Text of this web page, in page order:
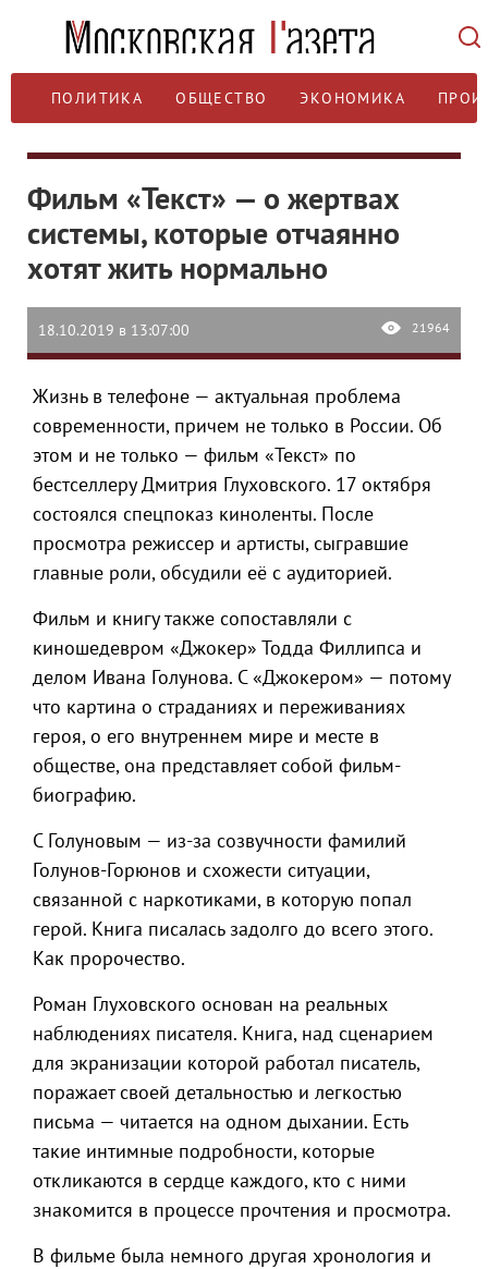
ПОЛИТИКА ОБЩЕСТВО ЭКОНОМИКА
Фильм «Текст» — о жертвах
системы, которые отчаянно
хотят жить нормально
18.10.2019 в 13:07:00 21964
Жизнь в телефоне — актуальная проблема
современности, причем не только в России. Об
этом и не только — фильм «Текст» по
бестселлеру Дмитрия Глуховского. 17 октября
состоялся спецпоказ киноленты. После
просмотра режиссер и артисты, сыгравшие
главные роли, обсудили её с аудиторией.
Фильм и книгу также сопоставляли с
киношедевром «Джокер» Тодда Филлипса и
делом Ивана Голунова. С «Джокером» — потому
что картина о страданиях и переживаниях
героя, о его внутреннем мире и месте в
обществе, она представляет собой фильм-
биографию.
С Голуновым — из-за созвучности фамилий
Голунов-Горюнов и схожести ситуации,
связанной с наркотиками, в которую попал
герой. Книга писалась задолго до всего этого.
Как пророчество.
Роман Глуховского основан на реальных
наблюдениях писателя. Книга, над сценарием
для экранизации которой работал писатель,
поражает своей детальностью и легкостью
письма — читается на одном дыхании. Есть
такие интимные подробности, которые
откликаются в сердце каждого, кто с ними
знакомится в процессе прочтения и просмотра.
В фильме была немного другая хронология и